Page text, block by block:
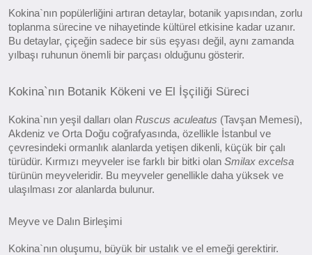
Kokina`nın popülerliğini artıran detaylar, botanik yapısından, zorlu
toplanma sürecine ve nihayetinde kültürel etkisine kadar uzanır.
Bu detaylar, çiçeğin sadece bir süs eşyası değil, aynı zamanda
yılbaşı ruhunun önemli bir parçası olduğunu gösterir.
Kokina`nın Botanik Kökeni ve El İşçiliği Süreci
Kokina`nın yeşil dalları olan Ruscus aculeatus (Tavşan Memesi),
Akdeniz ve Orta Doğu coğrafyasında, özellikle İstanbul ve
çevresindeki ormanlık alanlarda yetişen dikenli, küçük bir çalı
türüdür. Kırmızı meyveler ise farklı bir bitki olan Smilax excelsa
türünün meyveleridir. Bu meyveler genellikle daha yüksek ve
ulaşılması zor alanlarda bulunur.
Meyve ve Dalın Birleşimi
Kokina`nın oluşumu, büyük bir ustalık ve el emeği gerektirir.